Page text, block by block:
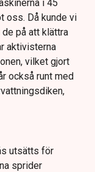
aktivism.
i 45
oss. Då kunde vi
de på att klättra
aktivisterna
vilket gjort
också runt med
utsätts för
sprider